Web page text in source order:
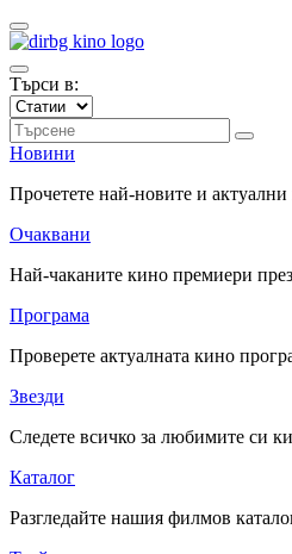
Търси в:
Новини
Прочетете най-новите и
Очаквани
Най-чаканите кино премиери
Програма
Проверете актуалната кино
Звезди
Следете всичко за любимите си
Каталог
Разгледайте нашия филмов